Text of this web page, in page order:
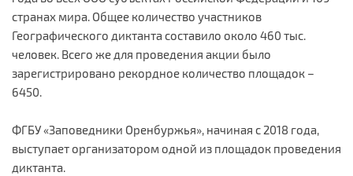
странах мира. Общее количество участников
Географического диктанта составило около 460 тыс.
человек. Всего же для проведения акции было
зарегистрировано рекордное количество площадок –
6450.
ФГБУ «Заповедники Оренбуржья», начиная с 2018 года,
выступает организатором одной из площадок проведения
диктанта.